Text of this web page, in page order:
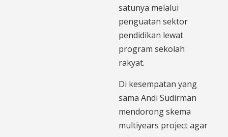
satunya melalui
penguatan sektor
pendidikan lewat
program sekolah
rakyat.
Di kesempatan yang
sama Andi Sudirman
mendorong skema
multiyears project agar